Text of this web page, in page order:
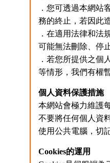
．您可透過本網站
務的終止，若因此
．在適用法律和法
可能無法刪除、停
．若您所提供之個
等情形，我們有權
個人資料保護措施
本網站會極力維護
不要將任何個人資
使用公共電腦，切
Cookies的運用